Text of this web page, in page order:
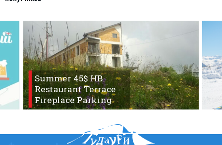
Summer 45$ HB
Restaurant Terrace
Fireplace Parking